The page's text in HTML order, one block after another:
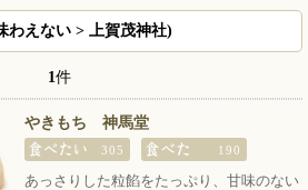
わえない > 上賀茂神社)
1件
やきもち 神馬堂
305 190
あっさりした粒餡をたっぷり、甘味のない